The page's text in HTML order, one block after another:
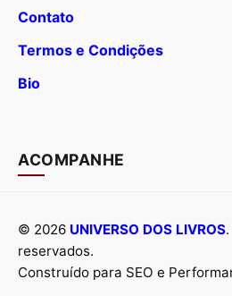
Contato
Termos e Condições
Bio
ACOMPANHE
© 2026 UNIVERSO DOS LIVROS
reservados.
Construído para SEO e